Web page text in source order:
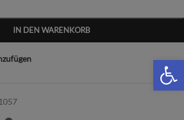
IN DEN WARENKORB